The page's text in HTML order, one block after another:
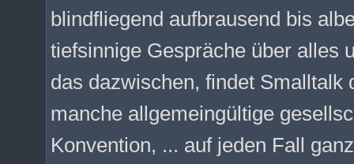
blindfliegend aufbrausend bis
tiefsinnige Gespräche über alles
das dazwischen, findet
manche allgemeingültige
Konvention, ... auf jeden Fall